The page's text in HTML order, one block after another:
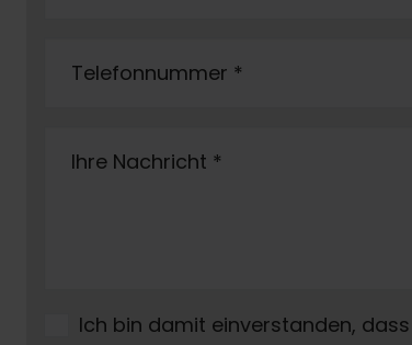
Telefonnummer *
Ihre Nachricht *
Ich bin damit einverstanden,